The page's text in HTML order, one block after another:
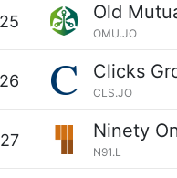
25 Old
OMU.JO
26 Clicks
CLS.JO
27 Ninety
N91.L